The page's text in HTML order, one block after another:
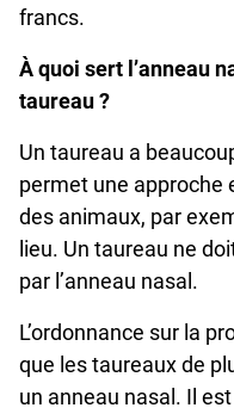
francs.
À quoi sert l’anneau
taureau ?
Un taureau a
permet une approche
des animaux, par
lieu. Un taureau ne
par l’anneau nasal.
L’ordonnance sur la
que les taureaux de
un anneau nasal. Il